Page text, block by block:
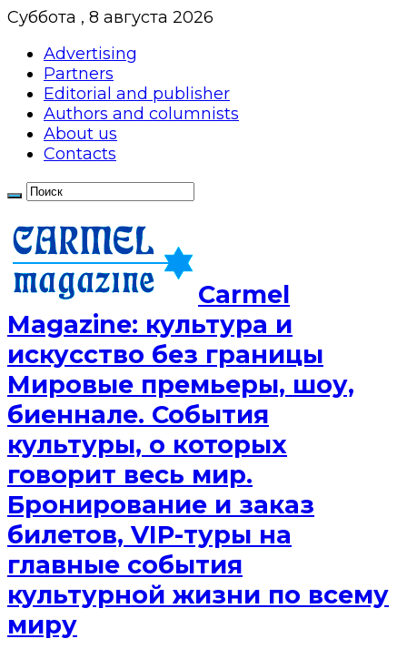
Суббота , 8 августа 2026
Advertising
Partners
Editorial and publisher
Authors and columnists
About us
Contacts
Сarmel
Magazine: культура и
искусство без границы
Мировые премьеры, шоу,
биеннале. События
культуры, о которых
говорит весь мир.
Бронирование и заказ
билетов, VIP-туры на
главные события
культурной жизни по всему
миру